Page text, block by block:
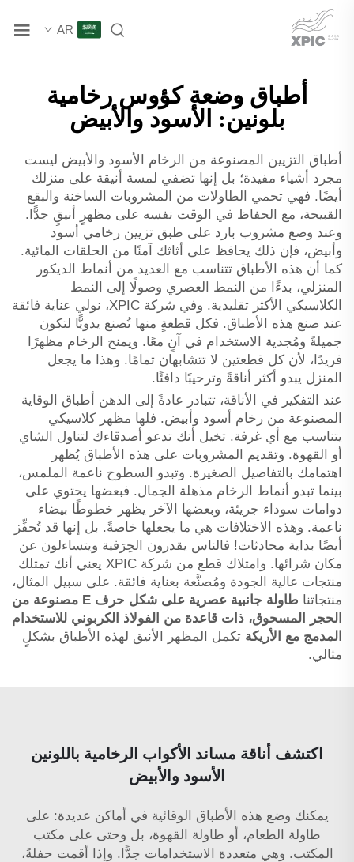
AR
أطباق وضعة كؤوس رخامية
بلونين: الأسود والأبيض
أطباق التزيين المصنوعة من الرخام الأسود والأبيض ليست
مجرد أشياء مفيدة؛ بل إنها تضفي لمسة أنيقة على منزلك
أيضًا. فهي تحمي الطاولات من المشروبات الساخنة والبقع
القبيحة، مع الحفاظ في الوقت نفسه على مظهرٍ أنيقٍ جدًّا.
وعند وضع مشروب بارد على طبق تزيين رخامي أسود
وأبيض، فإن ذلك يحافظ على أثاثك آمنًا من الحلقات المائية.
كما أن هذه الأطباق تتناسب مع العديد من أنماط الديكور
المنزلي، بدءًا من النمط العصري وصولًا إلى النمط
الكلاسيكي الأكثر تقليدية. وفي شركة XPIC، نولي عناية فائقة
عند صنع هذه الأطباق. فكل قطعةٍ منها تُصنع يدويًّا لتكون
جميلةً ومُجدية الاستخدام في آنٍ معًا. ويمنح الرخام مظهرًا
فريدًا، لأن كل قطعتين لا تتشابهان تمامًا. وهذا ما يجعل
المنزل يبدو أكثر أناقةً وترحيبًا دافئًا.
عند التفكير في الأناقة، تتبادر عادةً إلى الذهن أطباق الوقاية
المصنوعة من رخام أسود وأبيض. فلها مظهر كلاسيكي
يتناسب مع أي غرفة. تخيل أنك تدعو أصدقاءك لتناول الشاي
أو القهوة. وتقديم المشروبات على هذه الأطباق يُظهر
اهتمامك بالتفاصيل الصغيرة. وتبدو السطوح ناعمة الملمس،
بينما تبدو أنماط الرخام مذهلة الجمال. فبعضها يحتوي على
دوامات سوداء جريئة، وبعضها الآخر يظهر خطوطًا بيضاء
ناعمة. وهذه الاختلافات هي ما يجعلها خاصةً. بل إنها قد تُحفِّز
أيضًا بداية محادثات! فالناس يقدرون الحِرَفية ويتساءلون عن
مكان شرائها. وامتلاك قطع من شركة XPIC يعني أنك تمتلك
منتجات عالية الجودة ومُصنَّعة بعناية فائقة. على سبيل المثال،
منتجاتنا
طاولة جانبية عصرية على شكل حرف E مصنوعة من
الحجر المسحوق، ذات قاعدة من الفولاذ الكربوني للاستخدام
المدمج مع الأريكة تكمل المظهر الأنيق لهذه الأطباق بشكلٍ
مثالي.
اكتشف أناقة مساند الأكواب الرخامية باللونين
الأسود والأبيض
يمكنك وضع هذه الأطباق الوقائية في أماكن عديدة: على
طاولة الطعام، أو طاولة القهوة، بل وحتى على مكتب
المكتب. وهي متعددة الاستخدامات جدًّا. وإذا أقمت حفلةً،